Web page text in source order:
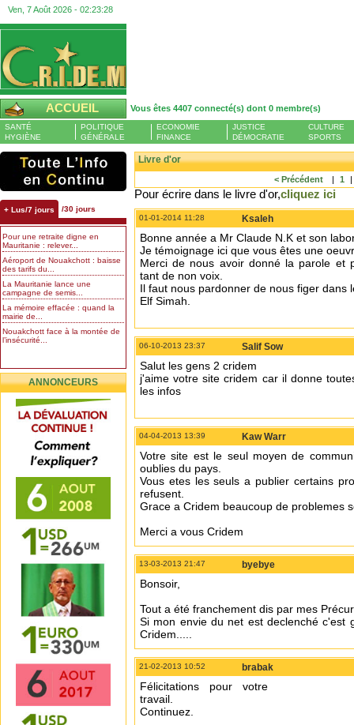
Ven, 7 Août 2026 - 02:23:28
ACCUEIL Vous êtes 4407 connecté(s) dont 0 membre(s)
SANTÉ
HYGIÈNE
POLITIQUE
GÉNÉRALE
ECONOMIE
FINANCE
JUSTICE
DÉMOCRATIE
CULTURE
SPORTS
+ Lus/7 jours /30 jours
Pour une retraite digne en
Mauritanie : relever...
Aéroport de Nouakchott : baisse
des tarifs du...
La Mauritanie lance une
campagne de semis...
La mémoire effacée : quand la
mairie de...
Nouakchott face à la montée de
l’insécurité...
ANNONCEURS
Livre d'or
< Précédent | 1
Pour écrire dans le livre d'or,cliquez ici
01-01-2014 11:28 Ksaleh
Bonne année a Mr Claude N.K et son
Je témoignage ici que vous êtes une
Merci de nous avoir donné la parole et
tant de non voix.
Il faut nous pardonner de nous figer dans
Elf Simah.
06-10-2013 23:37 Salif Sow
Salut les gens 2 cridem
j'aime votre site cridem car il donne
les infos
04-04-2013 13:39 Kaw Warr
Votre site est le seul moyen de
oublies du pays.
Vous etes les seuls a publier certains
refusent.
Grace a Cridem beaucoup de problemes
Merci a vous Cridem
13-03-2013 21:47 byebye
Bonsoir,
Tout a été franchement dis par mes
Si mon envie du net est declenché c'est
Cridem.....
21-02-2013 10:52 brabak
Félicitations pour votre
travail.
Continuez.